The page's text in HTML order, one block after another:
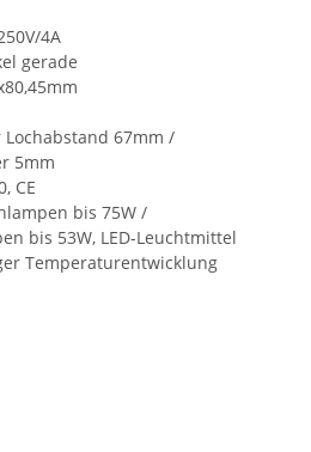
4A
gerade
67mm /
5mm
CE
bis 75W /
bis 53W, LED-Leuchtmittel
Temperaturentwicklung